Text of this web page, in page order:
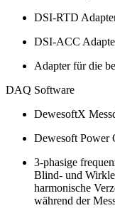
DSI-RTD
DSI-ACC
Adapter für die
DAQ Software
DewesoftX
Dewesoft Power
3-phasige
Blind- und
harmonische
während der